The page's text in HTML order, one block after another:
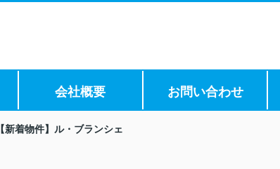
会社概要 お問い合わせ
【新着物件】ル・ブランシェ